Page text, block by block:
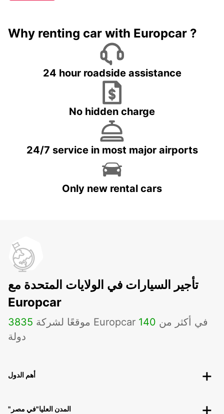
Why renting car with Europcar ?
24 hour roadside assistance
No hidden charge
24/7 service in most major airports
Only new rental cars
تأجير السيارات في الولايات المتحدة مع
Europcar
3835 موقعًا لشركة Europcar في أكثر من 140
دولة
أهم الدول
"المدن العليا"في مصر